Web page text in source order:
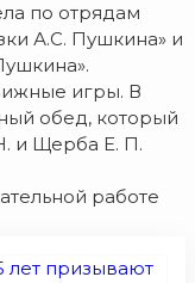
по отрядам
А.С. Пушкина» и
игры. В
обед, который
и Щерба Е. П.
работе